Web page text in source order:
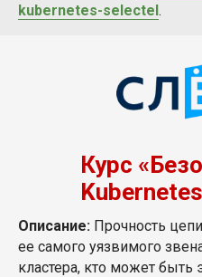
kubernetes-selectel.
Курс
Описание: Прочность
ее самого уязвимого
кластера, кто может